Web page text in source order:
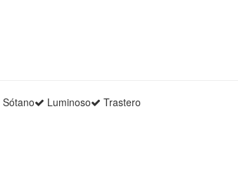
Sótano Luminoso Trastero